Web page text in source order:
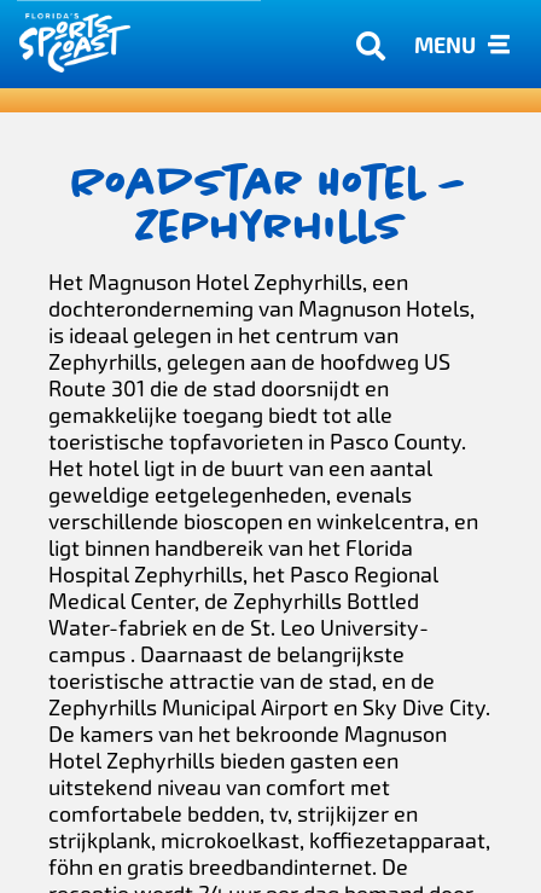
MENU
Roadstar Hotel –
Zephyrhills
Het Magnuson Hotel Zephyrhills, een
dochteronderneming van Magnuson Hotels,
is ideaal gelegen in het centrum van
Zephyrhills, gelegen aan de hoofdweg US
Route 301 die de stad doorsnijdt en
gemakkelijke toegang biedt tot alle
toeristische topfavorieten in Pasco County.
Het hotel ligt in de buurt van een aantal
geweldige eetgelegenheden, evenals
verschillende bioscopen en winkelcentra, en
ligt binnen handbereik van het Florida
Hospital Zephyrhills, het Pasco Regional
Medical Center, de Zephyrhills Bottled
Water-fabriek en de St. Leo University-
campus . Daarnaast de belangrijkste
toeristische attractie van de stad, en de
Zephyrhills Municipal Airport en Sky Dive City.
De kamers van het bekroonde Magnuson
Hotel Zephyrhills bieden gasten een
uitstekend niveau van comfort met
comfortabele bedden, tv, strijkijzer en
strijkplank, microkoelkast, koffiezetapparaat,
föhn en gratis breedbandinternet. De